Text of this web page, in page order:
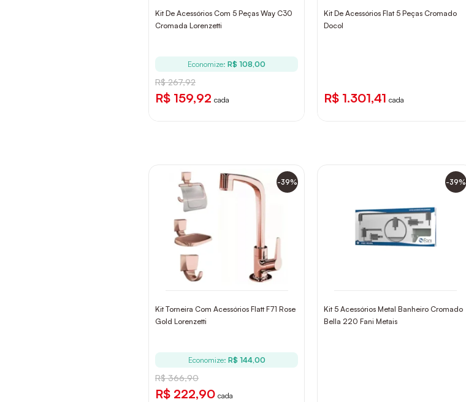
Kit De Acessórios Com 5 Peças Way C30
Cromada Lorenzetti
Economize: R$ 108,00
R$ 267,92
R$ 159,92 cada
Kit De Acessórios Flat 5 Peças Cromado
Docol
R$ 1.301,41 cada
-39%
Kit Torneira Com Acessórios Flatt F71 Rose
Gold Lorenzetti
Economize: R$ 144,00
R$ 366,90
R$ 222,90 cada
-39%
Kit 5 Acessórios Metal Banheiro Cromado
Bella 220 Fani Metais